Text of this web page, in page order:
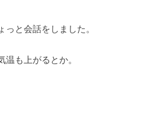
と会話をしました。
も上がるとか。